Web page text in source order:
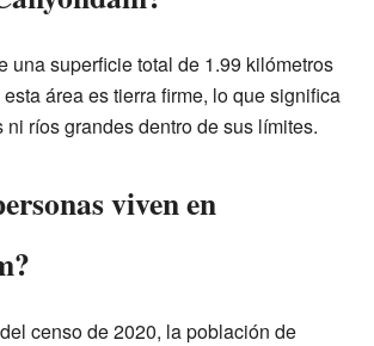
una superficie total de 1.99 kilómetros
área es tierra firme, lo que significa
ríos grandes dentro de sus límites.
viven en
censo de 2020, la población de